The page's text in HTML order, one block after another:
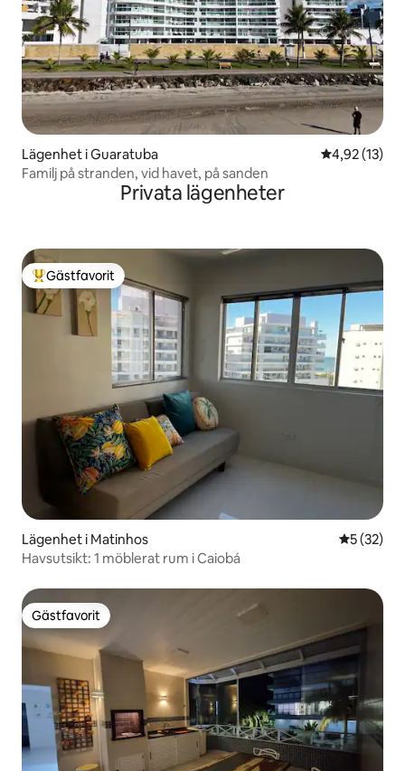
Lägenhet i Guaratuba 4,92 av 5 i
4,92 (13)
Familj på stranden, vid havet, på sanden
Privata lägenheter
Populär gästfavorit
Gästfavorit
Lägenhet i Matinhos 5 av 5 i
5 (32)
Havsutsikt: 1 möblerat rum i Caiobá
Gästfavorit
Gästfavorit